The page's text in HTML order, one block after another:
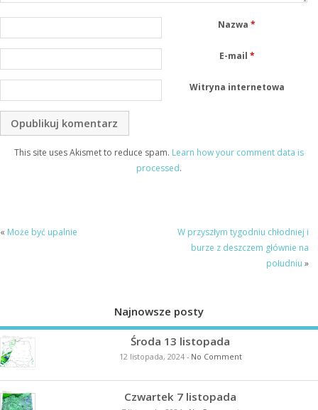
Nazwa*
E-mail *
Witryna internetowa
This site uses Akismet to reduce spam. Learn how your comment data is
processed.
« Może być upalnie
W przyszłym tygodniu chłodniej i
burze z deszczem głównie na
południu »
Najnowsze posty
Środa 13 listopada
12 listopada, 2024- No Comment
Czwartek 7 listopada